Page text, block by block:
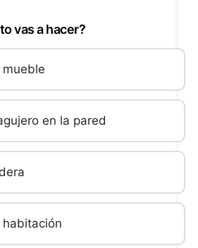
vas a hacer?
en la pared